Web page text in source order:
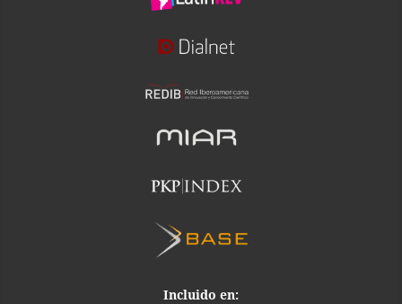
Incluido en: